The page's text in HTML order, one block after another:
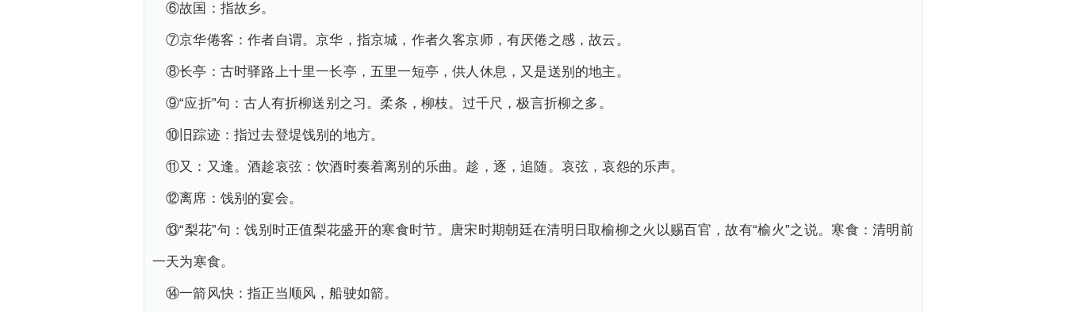
⑥故国：指故乡。
⑦京华倦客：作者自谓。京华，指京城，作者久客京师，有厌倦之感，故云。
⑧长亭：古时驿路上十里一长亭，五里一短亭，供人休息，又是送别的地主。
⑨“应折”句：古人有折柳送别之习。柔条，柳枝。过千尺，极言折柳之多。
⑩旧踪迹：指过去登堤饯别的地方。
⑪又：又逢。酒趁哀弦：饮酒时奏着离别的乐曲。趁，逐，追随。哀弦，哀怨的乐声。
⑫离席：饯别的宴会。
⑬“梨花”句：饯别时正值梨花盛开的寒食时节。唐宋时期朝廷在清明日取榆柳之火以赐百官，故有“榆火”之说。寒食：清明前
一天为寒食。
⑭一箭风快：指正当顺风，船驶如箭。